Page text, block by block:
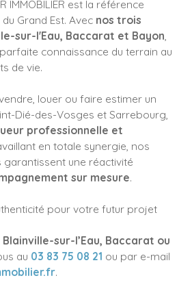
IMMOBILIER est la référence
Grand Est. Avec nos trois
sur-l'Eau, Baccarat et Bayon,
connaissance du terrain au
de vie.
louer ou faire estimer un
Dié-des-Vosges et Sarrebourg,
professionnelle et
en totale synergie, nos
une réactivité
sur mesure.
pour votre futur projet
sur-l’Eau, Baccarat ou
au 03 83 75 08 21 ou par e-mail
.